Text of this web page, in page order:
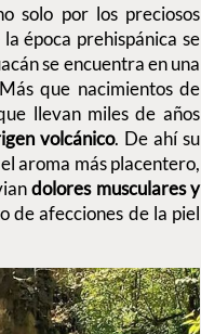
solo por los preciosos
época prehispánica se
se encuentra en una
que nacimientos de
llevan miles de años
volcánico. De ahí su
aroma más placentero,
dolores musculares y
de afecciones de la piel